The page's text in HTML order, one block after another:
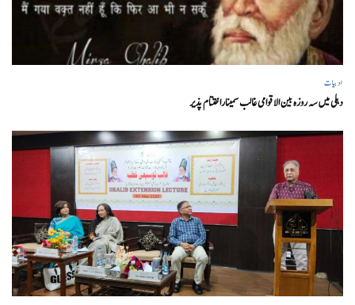
ادبیات
دہلی میں سہ روزہ بین الاقوامی غالب سمیناراختتام پذیر